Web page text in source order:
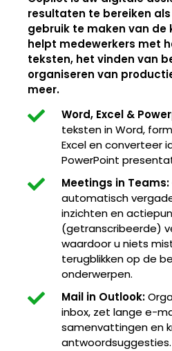
resultaten te bereiken
gebruik te maken van de
helpt medewerkers met
teksten, het vinden van
organiseren van
meer.
Word, Excel &
teksten in Word,
Excel en converteer
PowerPoint
Meetings in Teams:
automatisch
inzichten en
(getranscribeerde)
waardoor u niets
terugblikken op de
onderwerpen.
Mail in Outlook:
inbox, zet lange e-
samenvattingen en
antwoordsuggesties.